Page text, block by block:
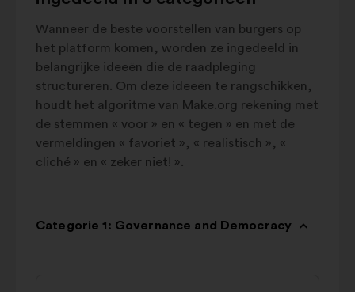
Wanneer de beste voorstellen van burgers op
het platform komen, worden ze ingedeeld in
belangrijke ideeën die de raadpleging
structureren. Om deze ideeën te rangschikken,
houdt het algoritme van Make.org rekening met
de stemmen « voor » en « tegen » en met de
vermeldingen « favoriet », « realistisch », «
cliché » en « zeker niet! ».
Categorie 1: Governance and Democracy